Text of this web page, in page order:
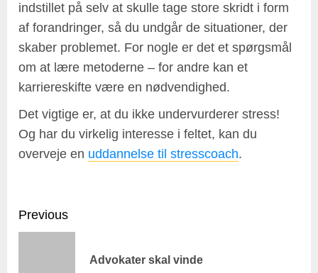
indstillet på selv at skulle tage store skridt i form
af forandringer, så du undgår de situationer, der
skaber problemet. For nogle er det et spørgsmål
om at lære metoderne – for andre kan et
karriereskifte være en nødvendighed.
Det vigtige er, at du ikke undervurderer stress!
Og har du virkelig interesse i feltet, kan du
overveje en uddannelse til stresscoach.
Post
Previous
Advokater skal vinde